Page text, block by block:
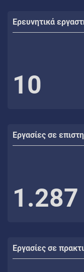
Ερευνητικά
10
Εργασίες σε
1.287
Εργασίες σε